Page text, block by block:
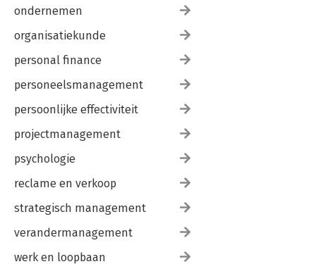
ondernemen
organisatiekunde
personal finance
personeelsmanagement
persoonlijke effectiviteit
projectmanagement
psychologie
reclame en verkoop
strategisch management
verandermanagement
werk en loopbaan